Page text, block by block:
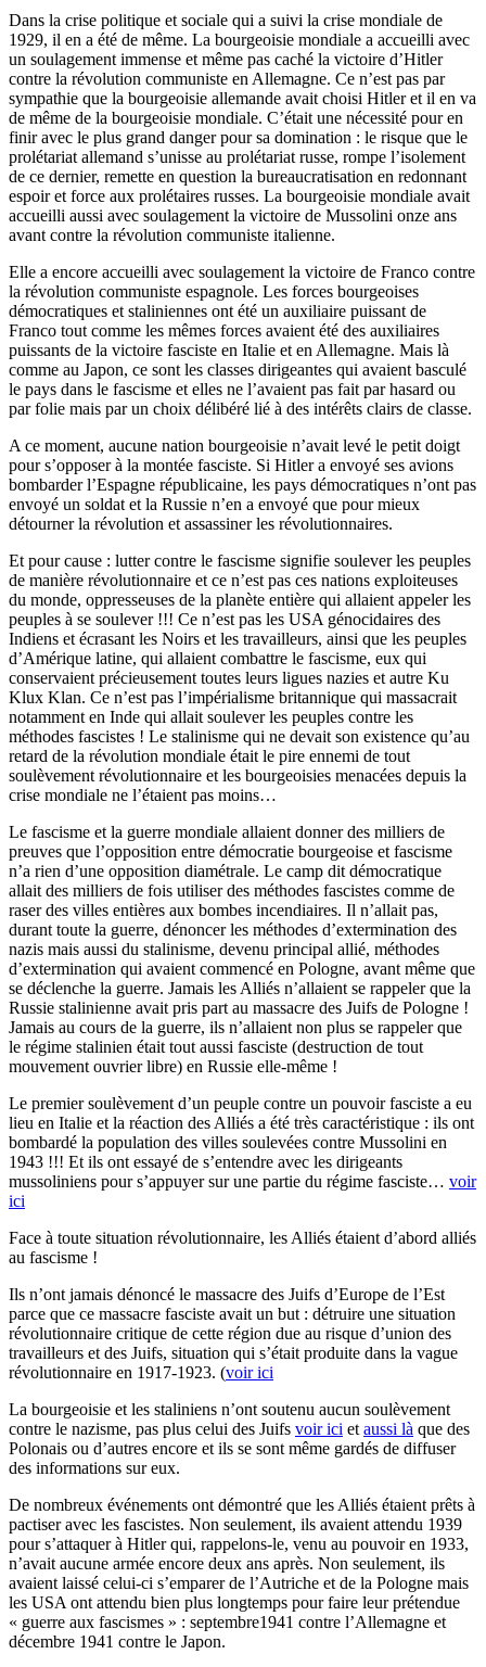
Dans la crise politique et sociale qui a suivi la crise mondiale de
1929, il en a été de même. La bourgeoisie mondiale a accueilli avec
un soulagement immense et même pas caché la victoire d’Hitler
contre la révolution communiste en Allemagne. Ce n’est pas par
sympathie que la bourgeoisie allemande avait choisi Hitler et il en va
de même de la bourgeoisie mondiale. C’était une nécessité pour en
finir avec le plus grand danger pour sa domination : le risque que le
prolétariat allemand s’unisse au prolétariat russe, rompe l’isolement
de ce dernier, remette en question la bureaucratisation en redonnant
espoir et force aux prolétaires russes. La bourgeoisie mondiale avait
accueilli aussi avec soulagement la victoire de Mussolini onze ans
avant contre la révolution communiste italienne.
Elle a encore accueilli avec soulagement la victoire de Franco contre
la révolution communiste espagnole. Les forces bourgeoises
démocratiques et staliniennes ont été un auxiliaire puissant de
Franco tout comme les mêmes forces avaient été des auxiliaires
puissants de la victoire fasciste en Italie et en Allemagne. Mais là
comme au Japon, ce sont les classes dirigeantes qui avaient basculé
le pays dans le fascisme et elles ne l’avaient pas fait par hasard ou
par folie mais par un choix délibéré lié à des intérêts clairs de classe.
A ce moment, aucune nation bourgeoisie n’avait levé le petit doigt
pour s’opposer à la montée fasciste. Si Hitler a envoyé ses avions
bombarder l’Espagne républicaine, les pays démocratiques n’ont pas
envoyé un soldat et la Russie n’en a envoyé que pour mieux
détourner la révolution et assassiner les révolutionnaires.
Et pour cause : lutter contre le fascisme signifie soulever les peuples
de manière révolutionnaire et ce n’est pas ces nations exploiteuses
du monde, oppresseuses de la planète entière qui allaient appeler les
peuples à se soulever !!! Ce n’est pas les USA génocidaires des
Indiens et écrasant les Noirs et les travailleurs, ainsi que les peuples
d’Amérique latine, qui allaient combattre le fascisme, eux qui
conservaient précieusement toutes leurs ligues nazies et autre Ku
Klux Klan. Ce n’est pas l’impérialisme britannique qui massacrait
notamment en Inde qui allait soulever les peuples contre les
méthodes fascistes ! Le stalinisme qui ne devait son existence qu’au
retard de la révolution mondiale était le pire ennemi de tout
soulèvement révolutionnaire et les bourgeoisies menacées depuis la
crise mondiale ne l’étaient pas moins…
Le fascisme et la guerre mondiale allaient donner des milliers de
preuves que l’opposition entre démocratie bourgeoise et fascisme
n’a rien d’une opposition diamétrale. Le camp dit démocratique
allait des milliers de fois utiliser des méthodes fascistes comme de
raser des villes entières aux bombes incendiaires. Il n’allait pas,
durant toute la guerre, dénoncer les méthodes d’extermination des
nazis mais aussi du stalinisme, devenu principal allié, méthodes
d’extermination qui avaient commencé en Pologne, avant même que
se déclenche la guerre. Jamais les Alliés n’allaient se rappeler que la
Russie stalinienne avait pris part au massacre des Juifs de Pologne !
Jamais au cours de la guerre, ils n’allaient non plus se rappeler que
le régime stalinien était tout aussi fasciste (destruction de tout
mouvement ouvrier libre) en Russie elle-même !
Le premier soulèvement d’un peuple contre un pouvoir fasciste a eu
lieu en Italie et la réaction des Alliés a été très caractéristique : ils ont
bombardé la population des villes soulevées contre Mussolini en
1943 !!! Et ils ont essayé de s’entendre avec les dirigeants
mussoliniens pour s’appuyer sur une partie du régime fasciste… voir
ici
Face à toute situation révolutionnaire, les Alliés étaient d’abord alliés
au fascisme !
Ils n’ont jamais dénoncé le massacre des Juifs d’Europe de l’Est
parce que ce massacre fasciste avait un but : détruire une situation
révolutionnaire critique de cette région due au risque d’union des
travailleurs et des Juifs, situation qui s’était produite dans la vague
révolutionnaire en 1917-1923. (voir ici
La bourgeoisie et les staliniens n’ont soutenu aucun soulèvement
contre le nazisme, pas plus celui des Juifs voir ici et aussi là que des
Polonais ou d’autres encore et ils se sont même gardés de diffuser
des informations sur eux.
De nombreux événements ont démontré que les Alliés étaient prêts à
pactiser avec les fascistes. Non seulement, ils avaient attendu 1939
pour s’attaquer à Hitler qui, rappelons-le, venu au pouvoir en 1933,
n’avait aucune armée encore deux ans après. Non seulement, ils
avaient laissé celui-ci s’emparer de l’Autriche et de la Pologne mais
les USA ont attendu bien plus longtemps pour faire leur prétendue
« guerre aux fascismes » : septembre1941 contre l’Allemagne et
décembre 1941 contre le Japon.